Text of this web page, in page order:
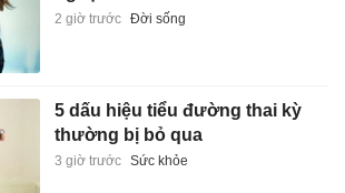
2 giờ trước Đời sống
5 dấu hiệu tiểu đường thai kỳ
thường bị bỏ qua
3 giờ trước Sức khỏe